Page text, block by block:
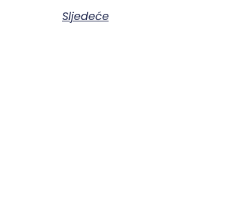
Sljedeće